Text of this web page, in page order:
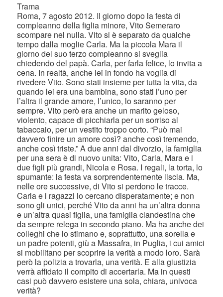
Trama
Roma, 7 agosto 2012. Il giorno dopo la festa di
compleanno della figlia minore, Vito Semeraro
scompare nel nulla. Vito si è separato da qualche
tempo dalla moglie Carla. Ma la piccola Mara il
giorno del suo terzo compleanno si sveglia
chiedendo del papà. Carla, per farla felice, lo invita a
cena. In realtà, anche lei in fondo ha voglia di
rivedere Vito. Sono stati insieme per tutta la vita, da
quando lei era una bambina, sono stati l’uno per
l’altra il grande amore, l’unico, lo saranno per
sempre. Vito però era anche un marito geloso,
violento, capace di picchiarla per un sorriso al
tabaccaio, per un vestito troppo corto. “Può mai
davvero finire un amore così? anche così tremendo,
anche così triste.” A due anni dal divorzio, la famiglia
per una sera è di nuovo unita: Vito, Carla, Mara e i
due figli più grandi, Nicola e Rosa. I regali, la torta, lo
spumante: la festa va sorprendentemente liscia. Ma,
nelle ore successive, di Vito si perdono le tracce.
Carla e i ragazzi lo cercano disperatamente; e non
sono gli unici, perché Vito da anni ha un’altra donna
e un’altra quasi figlia, una famiglia clandestina che
da sempre relega in secondo piano. Ma ha anche dei
colleghi che lo stimano e, soprattutto, una sorella e
un padre potenti, giù a Massafra, in Puglia, i cui amici
si mobilitano per scoprire la verità a modo loro. Sarà
però la polizia a trovarla, una verità. E alla giustizia
verrà affidato il compito di accertarla. Ma in questi
casi può davvero esistere una sola, chiara, univoca
verità?